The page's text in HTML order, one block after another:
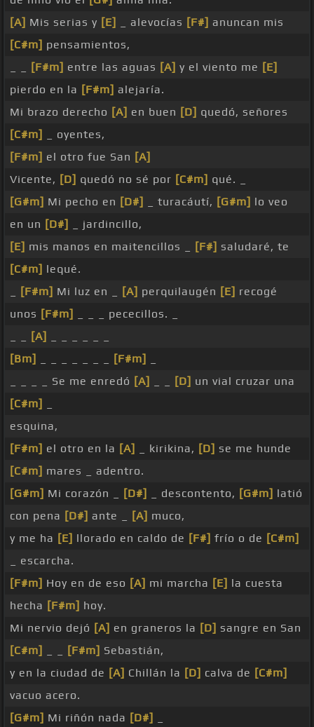
[A] Mis serias y [E] _ alevocías [F#] anuncan mis
[C#m] pensamientos,
[F#m] entre las aguas [A] y el viento me [E]
pierdo en la [F#m] alejaría.
Mi brazo derecho [A] en buen [D] quedó, señores
[C#m]
_ oyentes,
[F#m] el otro fue San [A]
Vicente, [D] quedó no sé por [C#m] qué. _
[G#m] Mi pecho en [D#] _ turacáutí, [G#m] lo veo
en un [D#]
_ jardincillo,
[E] mis manos en maitencillos _ [F#] saludaré, te
[C#m] lequé.
[F#m] Mi luz en _ [A] perquilaugén [E] recogé
unos [F#m]
_ _ _ pececillos. _
[A]
[Bm]
[F#m]
_ _ _ _ Se me enredó [A] [D] un vial cruzar una
[C#m]
esquina,
[F#m] el otro en la [A] _ kirikina, [D] se me hunde
[C#m] mares _ adentro.
[G#m] Mi corazón _ [D#] _ descontento, [G#m] latió
con pena [D#] ante _ [A] muco,
y me ha [E] llorado en caldo de [F#] frío o de [C#m]
_ escarcha.
[F#m] Hoy en de eso [A] mi marcha [E] la cuesta
hecha [F#m] hoy.
Mi nervio dejó [A] en graneros la [D] sangre en San
[C#m]
[F#m] Sebastián,
y en la ciudad de [A] Chillán la [D] calva de [C#m]
vacuo acero.
[G#m] Mi riñón nada [D#]